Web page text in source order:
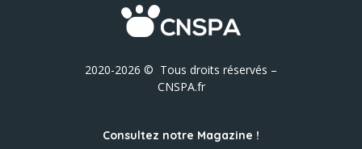
2020-2026 © Tous droits réservés –
CNSPA.fr
Consultez notre Magazine !